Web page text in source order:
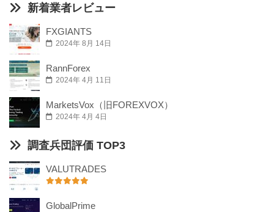
新着業者レビュー
FXGIANTS
2024年 8月 14日
RannForex
2024年 4月 11日
MarketsVox（旧FOREXVOX）
2024年 4月 4日
調査兵団評価 TOP3
VALUTRADES
GlobalPrime